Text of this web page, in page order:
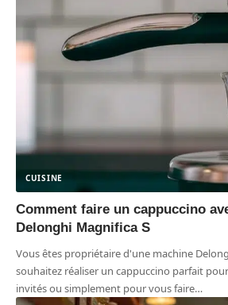
CUISINE
Comment faire un cappuccino
Delonghi Magnifica S
Vous êtes propriétaire d'une machine
souhaitez réaliser un cappuccino parfait
invités ou simplement pour vous faire…